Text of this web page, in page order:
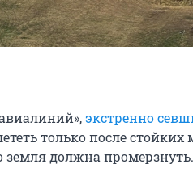
экстренно
только после стойких
земля должна промерзнуть.